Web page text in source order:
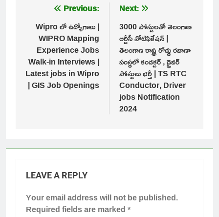
navigation
Previous:
Wipro లో ఉద్యోగాలు |
WIPRO Mapping
Experience Jobs
Walk-in Interviews |
Latest jobs in Wipro
| GIS Job Openings
Next:
3000 పోస్టులతో తెలంగాణ
ఆర్టీసీ నోటిఫికేషన్ |
తెలంగాణ రాష్ట్ర రోడ్డు రవాణా
సంస్థలో కండక్టర్ , డ్రైవర్
పోస్టులు భర్తీ | TS RTC
Conductor, Driver
jobs Notification
2024
LEAVE A REPLY
Your email address will not be published.
Required fields are marked*